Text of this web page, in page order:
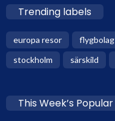
Trending labels
europa resor flygbolag
stockholm
särskild
This Week’s Popular